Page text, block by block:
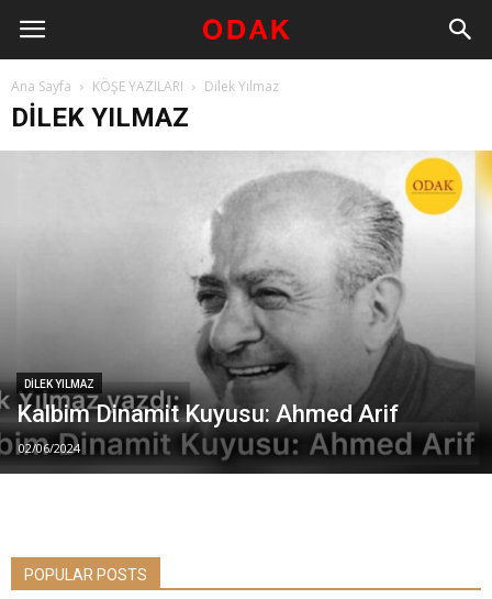
Ana Sayfa KÖŞE YAZILARI Dilek Yılmaz
DILEK YILMAZ
DILEK YILMAZ
Kalbim Dinamit Kuyusu: Ahmed Arif
02/06/2024
POPULAR POSTS